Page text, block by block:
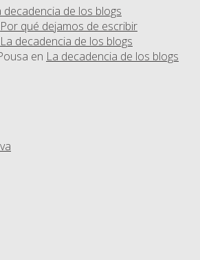
decadencia de los blogs
Por qué dejamos de escribir
La decadencia de los blogs
en La decadencia de los blogs